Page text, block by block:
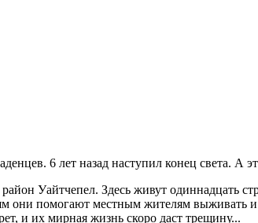
6 лет назад наступил конец света. А
Уайтчепел. Здесь живут одиннадцать
помогают местным жителям выживать и
и их мирная жизнь скоро даст трещину...